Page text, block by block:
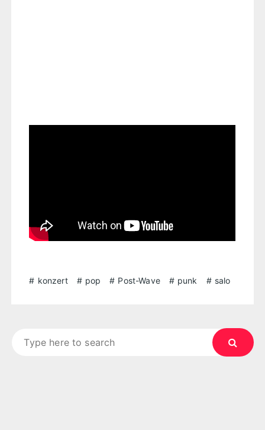
konzert pop Post-Wave punk salo